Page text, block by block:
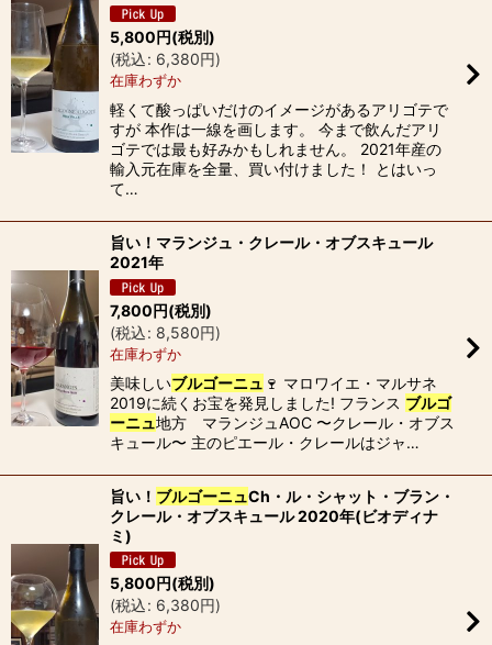
5,800円(税別)
(税込: 6,380円)
在庫わずか
軽くて酸っぱいだけのイメージがあるアリゴテで
すが 本作は一線を画します。 今まで飲んだアリ
ゴテでは最も好みかもしれません。 2021年産の
輸入元在庫を全量、買い付けました！ とはいっ
て…
旨い！マランジュ・クレール・オブスキュール
2021年
7,800円(税別)
(税込: 8,580円)
在庫わずか
美味しいブルゴーニュ 🍷 マロワイエ・マルサネ
2019に続くお宝を発見しました! フランス ブルゴ
ーニュ地方 マランジュAOC 〜クレール・オブス
キュール〜 主のピエール・クレールはジャ…
旨い！ ブルゴーニュCh・ル・シャット・ブラン・
クレール・オブスキュール 2020年(ビオディナ
ミ)
5,800円(税別)
(税込: 6,380円)
在庫わずか